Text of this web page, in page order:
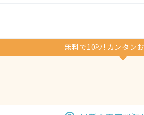
無料で10秒! カンタン